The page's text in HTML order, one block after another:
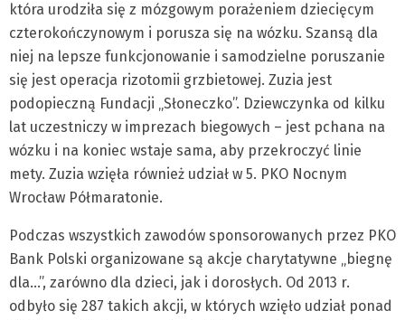
która urodziła się z mózgowym porażeniem dziecięcym
czterokończynowym i porusza się na wózku. Szansą dla
niej na lepsze funkcjonowanie i samodzielne poruszanie
się jest operacja rizotomii grzbietowej. Zuzia jest
podopieczną Fundacji „Słoneczko”. Dziewczynka od kilku
lat uczestniczy w imprezach biegowych – jest pchana na
wózku i na koniec wstaje sama, aby przekroczyć linie
mety. Zuzia wzięła również udział w 5. PKO Nocnym
Wrocław Półmaratonie.
Podczas wszystkich zawodów sponsorowanych przez PKO
Bank Polski organizowane są akcje charytatywne „biegnę
dla…”, zarówno dla dzieci, jak i dorosłych. Od 2013 r.
odbyło się 287 takich akcji, w których wzięło udział ponad